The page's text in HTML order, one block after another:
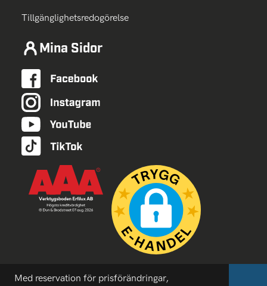
Tillgänglighetsredogörelse
Mina Sidor
Med reservation för prisförändringar,